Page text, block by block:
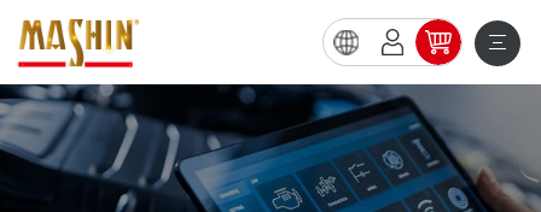
說
明
書